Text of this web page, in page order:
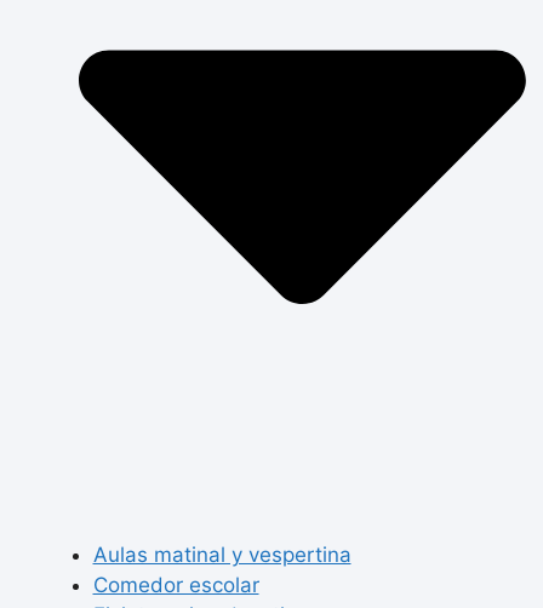
Aulas matinal y vespertina
Comedor escolar